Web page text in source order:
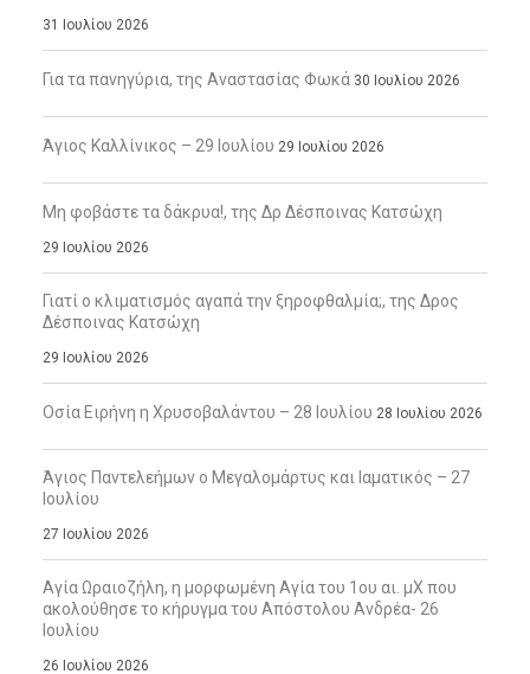
31 Ιουλίου 2026
Για τα πανηγύρια, της Αναστασίας Φωκά 30 Ιουλίου 2026
Άγιος Καλλίνικος – 29 Ιουλίου 29 Ιουλίου 2026
Μη φοβάστε τα δάκρυα!, της Δρ Δέσποινας Κατσώχη
29 Ιουλίου 2026
Γιατί ο κλιματισμός αγαπά την ξηροφθαλμία;, της Δρος
Δέσποινας Κατσώχη
29 Ιουλίου 2026
Οσία Ειρήνη η Χρυσοβαλάντου – 28 Ιουλίου 28 Ιουλίου 2026
Άγιος Παντελεήμων ο Μεγαλομάρτυς και Ιαματικός – 27
Ιουλίου
27 Ιουλίου 2026
Αγία Ωραιοζήλη, η μορφωμένη Αγία του 1ου αι. μΧ που
ακολούθησε το κήρυγμα του Απόστολου Ανδρέα- 26
Ιουλίου
26 Ιουλίου 2026